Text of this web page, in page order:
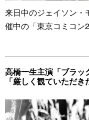
来日中のジェイソン・
催中の「東京コミコン
高橋一生主演「ブラッ
「厳しく観ていただき